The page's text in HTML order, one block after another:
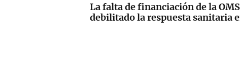
La falta de financiación de la
debilitado la respuesta sanitaria